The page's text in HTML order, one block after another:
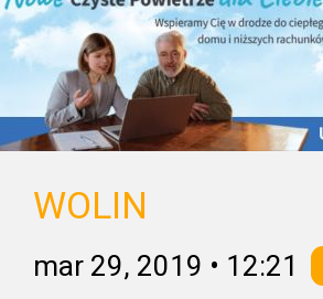
WOLIN
mar 29, 2019 • 12:21